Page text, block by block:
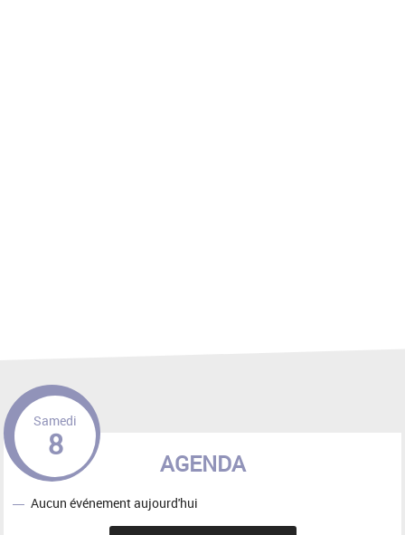
AGENDA
Samedi
8
Aucun événement aujourd'hui